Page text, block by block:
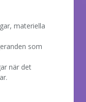
materiella
som
när det